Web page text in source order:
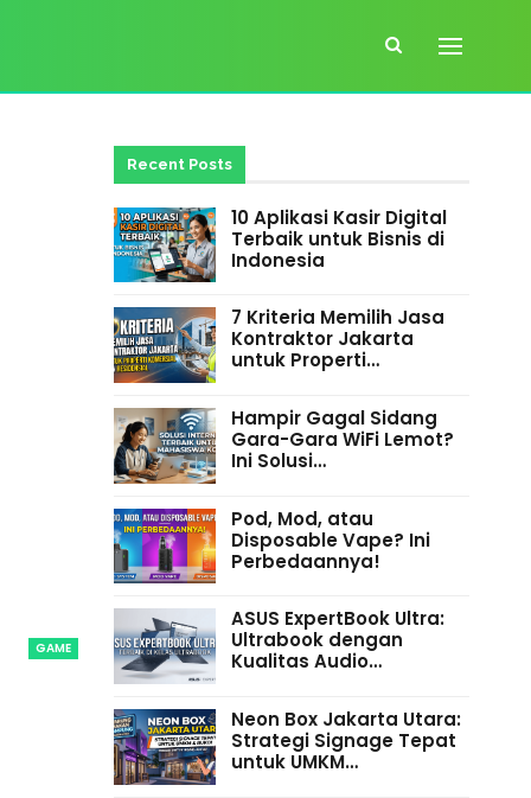
GAME
Recent Posts
10 Aplikasi Kasir Digital
Terbaik untuk Bisnis di
Indonesia
7 Kriteria Memilih Jasa
Kontraktor Jakarta
untuk Properti…
Hampir Gagal Sidang
Gara-Gara WiFi Lemot?
Ini Solusi…
Pod, Mod, atau
Disposable Vape? Ini
Perbedaannya!
ASUS ExpertBook Ultra:
Ultrabook dengan
Kualitas Audio…
Neon Box Jakarta Utara:
Strategi Signage Tepat
untuk UMKM…